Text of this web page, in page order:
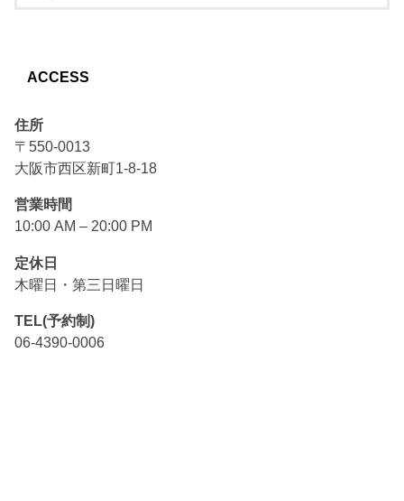
ACCESS
住所
〒550-0013
大阪市西区新町1-8-18
営業時間
10:00 AM – 20:00 PM
定休日
木曜日・第三日曜日
TEL(予約制)
06-4390-0006